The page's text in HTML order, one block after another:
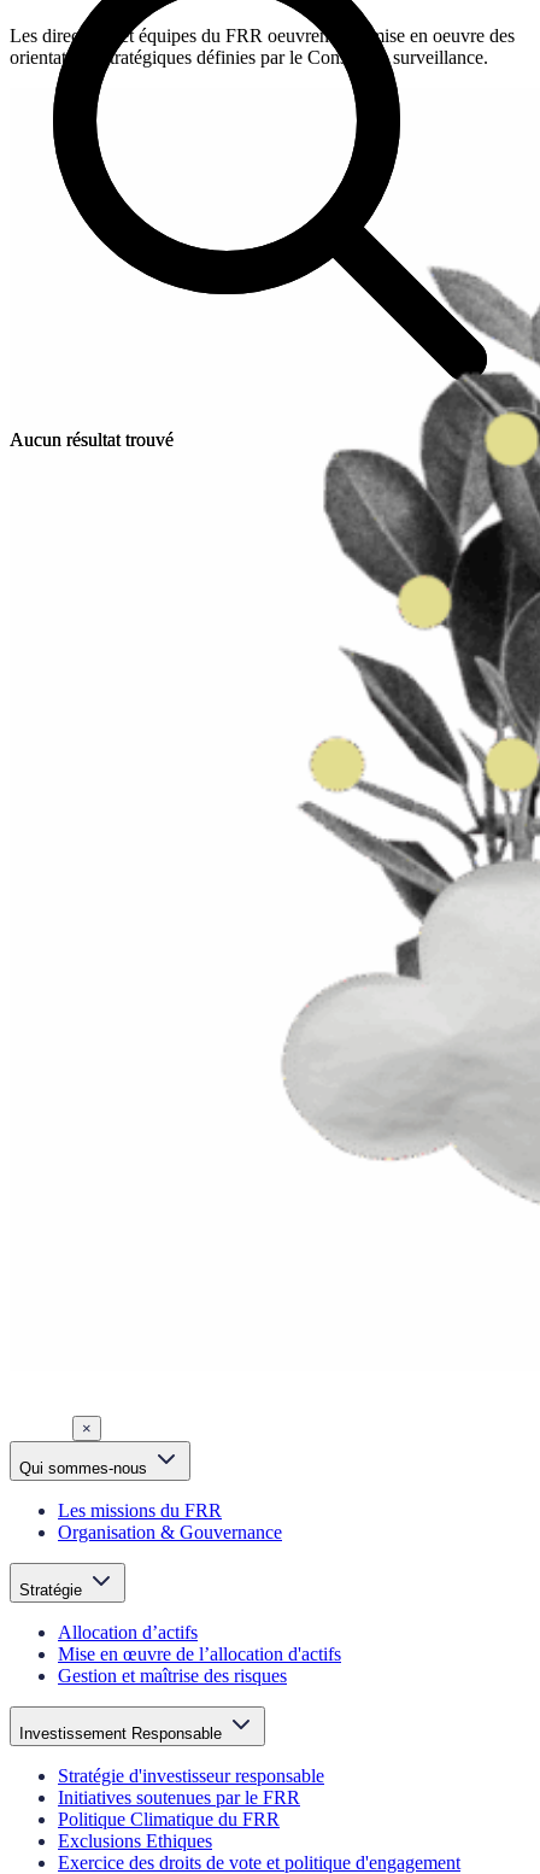
Aucun résultat trouvé
Aucun résultat trouvé
Les directions et équipes du FRR oeuvrent à la mise en oeuvre des
orientations stratégiques définies par le Conseil de surveillance.
×
Qui sommes-nous
Les missions du FRR
Organisation & Gouvernance
Stratégie
Allocation d’actifs
Mise en œuvre de l’allocation d'actifs
Gestion et maîtrise des risques
Investissement Responsable
Stratégie d'investisseur responsable
Initiatives soutenues par le FRR
Politique Climatique du FRR
Exclusions Ethiques
Exercice des droits de vote et politique d'engagement